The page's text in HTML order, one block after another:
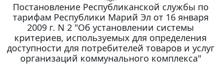
Постановление Республиканской службы по
тарифам Республики Марий Эл от 16 января
2009 г. N 2 "Об установлении системы
критериев, используемых для определения
доступности для потребителей товаров и услуг
организаций коммунального комплекса"